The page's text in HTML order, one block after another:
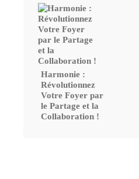
Harmonie :
Révolutionnez
Votre Foyer par
le Partage et la
Collaboration !